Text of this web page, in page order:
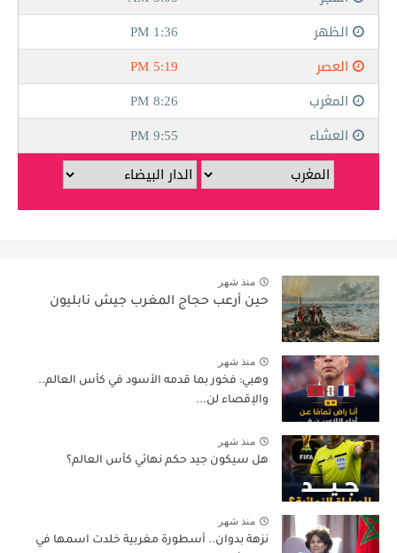
منذ شهر
حين أرعب حجاج المغرب جيش نابليون
منذ شهر
وهبي: فخور بما قدمه الأسود في كأس العالم..
والإقصاء لن...
منذ شهر
هل سيكون جيد حكم نهائي كأس العالم؟
منذ شهر
نزهة بدوان.. أسطورة مغربية خلدت اسمها في